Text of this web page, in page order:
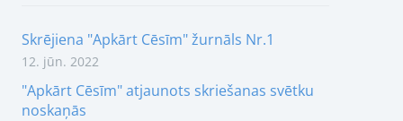
Skrējiena "Apkārt Cēsīm" žurnāls Nr.1
12. jūn. 2022
"Apkārt Cēsīm" atjaunots skriešanas svētku
noskaņās